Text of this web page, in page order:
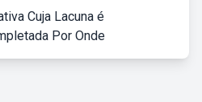
Cuja Lacuna é
Por Onde